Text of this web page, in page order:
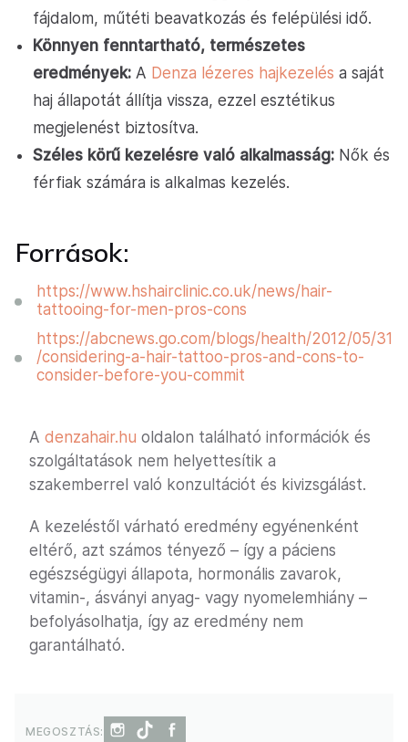
fájdalom, műtéti beavatkozás és felépülési idő.
Könnyen fenntartható, természetes
eredmények: A Denza lézeres hajkezelés a saját
haj állapotát állítja vissza, ezzel esztétikus
megjelenést biztosítva.
Széles körű kezelésre való alkalmasság: Nők és
férfiak számára is alkalmas kezelés.
Források:
https://www.hshairclinic.co.uk/news/hair-
tattooing-for-men-pros-cons
https://abcnews.go.com/blogs/health/2012/05/31
/considering-a-hair-tattoo-pros-and-cons-to-
consider-before-you-commit
A denzahair.hu oldalon található információk és
szolgáltatások nem helyettesítik a
szakemberrel való konzultációt és kivizsgálást.
A kezeléstől várható eredmény egyénenként
eltérő, azt számos tényező – így a páciens
egészségügyi állapota, hormonális zavarok,
vitamin-, ásványi anyag- vagy nyomelemhiány –
befolyásolhatja, így az eredmény nem
garantálható.
MEGOSZTÁS: